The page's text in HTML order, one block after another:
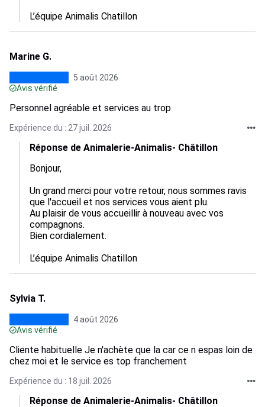
L’équipe Animalis Chatillon
Marine G.
5 août 2026
Avis vérifié
Personnel agréable et services au trop
Expérience du : 27 juil. 2026
Réponse de Animalerie-Animalis- Châtillon
Bonjour,
Un grand merci pour votre retour, nous sommes ravis
que l'accueil et nos services vous aient plu.
Au plaisir de vous accueillir à nouveau avec vos
compagnons.
Bien cordialement.
L’équipe Animalis Chatillon
Sylvia T.
4 août 2026
Avis vérifié
Cliente habituelle Je n'achète que la car ce n espas loin de
chez moi et le service es top franchement
Expérience du : 18 juil. 2026
Réponse de Animalerie-Animalis- Châtillon